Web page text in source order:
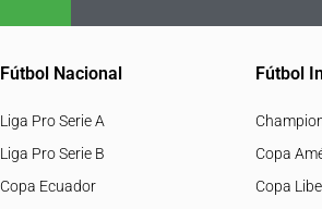
Fútbol Nacional
Liga Pro Serie A
Liga Pro Serie B
Copa Ecuador
Fútbol
Copa
Copa